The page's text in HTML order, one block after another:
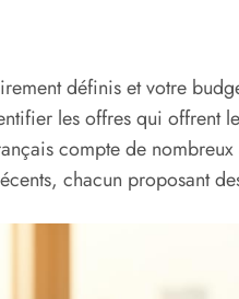
définis et votre
les offres qui
compte de
chacun proposant